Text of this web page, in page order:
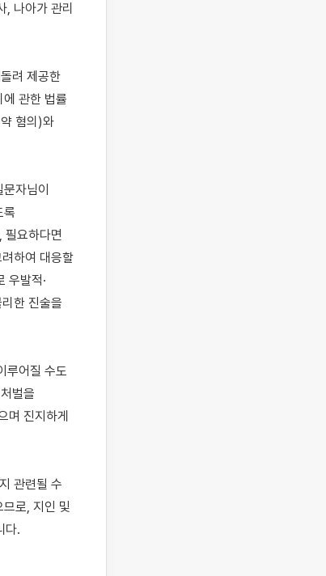
, 나아가 관리
려 제공한
관한 법률
혐의)와
자님이
록
필요하다면
하여 대응할
우발적·
한 진술을
루어질 수도
벌을
며 진지하게
관련될 수
로, 지인 및
다.